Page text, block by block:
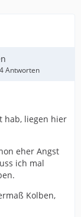
4 Antworten
hab, liegen hier
eher Angst
ich mal
Kolben,